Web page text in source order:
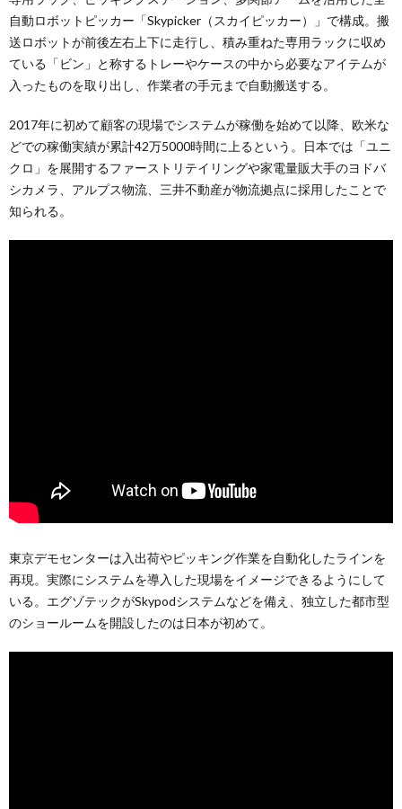
自動ロボットピッカー「Skypicker（スカイピッカー）」で構成。搬
送ロボットが前後左右上下に走行し、積み重ねた専用ラックに収め
ている「ビン」と称するトレーやケースの中から必要なアイテムが
入ったものを取り出し、作業者の手元まで自動搬送する。
2017年に初めて顧客の現場でシステムが稼働を始めて以降、欧米な
どでの稼働実績が累計42万5000時間に上るという。日本では「ユニ
クロ」を展開するファーストリテイリングや家電量販大手のヨドバ
シカメラ、アルプス物流、三井不動産が物流拠点に採用したことで
知られる。
東京デモセンターは入出荷やピッキング作業を自動化したラインを
再現。実際にシステムを導入した現場をイメージできるようにして
いる。エグゾテックがSkypodシステムなどを備え、独立した都市型
のショールームを開設したのは日本が初めて。